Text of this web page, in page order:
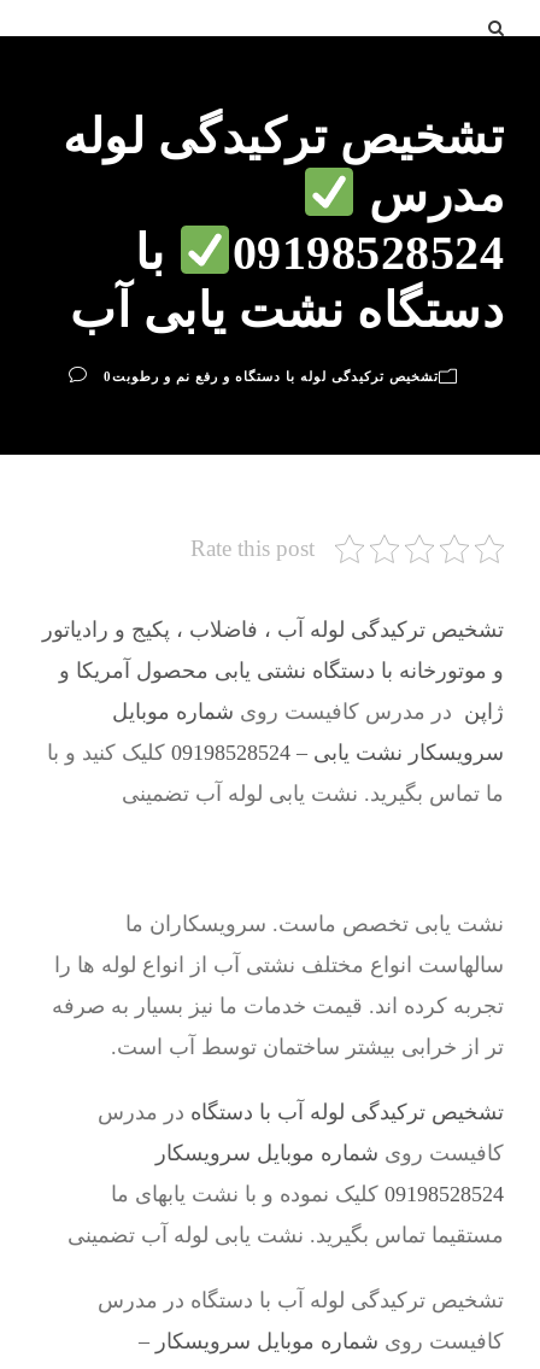
تشخیص ترکیدگی لوله
مدرس
09198528524
با
دستگاه نشت یابی آب
تشخیص ترکیدگی لوله با دستگاه و رفع نم و رطوبت0
Rate this post
تشخیص ترکیدگی لوله آب ، فاضلاب ، پکیج و رادیاتور
و موتورخانه با دستگاه نشتی یابی محصول آمریکا و
ژاپن در مدرس کافیست روی شماره موبایل
سرویسکار نشت یابی – 09198528524
کلیک کنید و با
ما تماس بگیرید. نشت یابی لوله آب تضمینی
نشت یابی تخصص ماست. سرویسکاران ما
سالهاست انواع مختلف نشتی آب از انواع لوله ها را
تجربه کرده اند. قیمت خدمات ما نیز بسیار به صرفه
تر از خرابی بیشتر ساختمان توسط آب است.
تشخیص ترکیدگی لوله آب با دستگاه در مدرس
کافیست روی شماره موبایل سرویسکار
09198528524 کلیک نموده و با نشت یابهای ما
مستقیما تماس بگیرید. نشت یابی لوله آب تضمینی
تشخیص ترکیدگی لوله آب با دستگاه در مدرس
کافیست روی شماره موبایل سرویسکار –